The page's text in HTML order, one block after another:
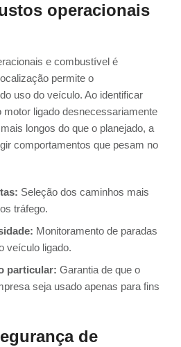
operacionais
e combustível é
permite o
uso do veículo. Ao identificar
ligado desnecessariamente
longos do que o planejado, a
comportamentos que pesam no
Seleção dos caminhos mais
tráfego.
Monitoramento de paradas
veículo ligado.
particular: Garantia de que o
seja usado apenas para fins
de